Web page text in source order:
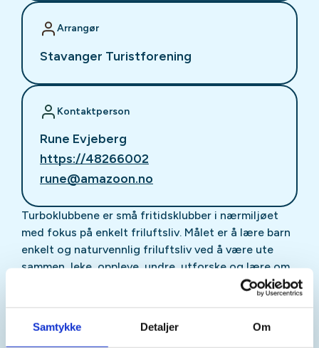
Samtykke Detaljer Om
Arrangør
Stavanger Turistforening
Kontaktperson
Rune Evjeberg
https://48266002
rune@amazoon.no
Turboklubbene er små fritidsklubber i nærmiljøet
med fokus på enkelt friluftsliv. Målet er å lære barn
enkelt og naturvennlig friluftsliv ved å være ute
sammen, leke, oppleve, undre, utforske og lære om
naturen. I tillegg er det viktig å gi god plass til den
Program: Vi lager mat på bål